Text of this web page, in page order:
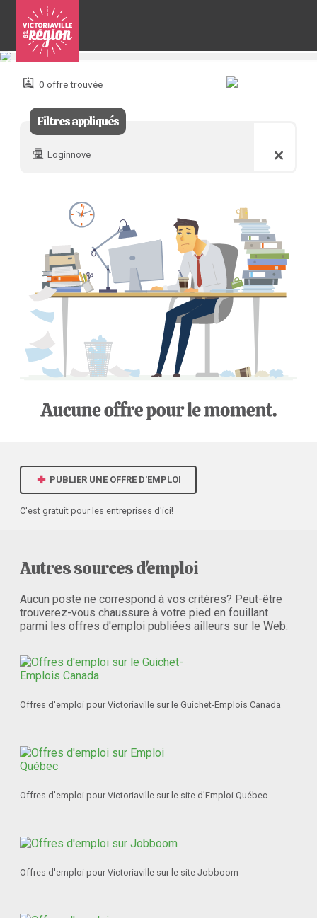
Pour
joindre 0 offre trouvée
Filtres appliqués
Loginnove
PUBLIER UNE OFFRE D'EMPLOI
C'est gratuit pour les entreprises d'ici!
Autres sources d'emploi
Aucun poste ne correspond à vos critères? Peut-être
trouverez-vous chaussure à votre pied en fouillant
parmi les offres d'emploi publiées ailleurs sur le Web.
Offres d'emploi pour Victoriaville sur le Guichet-Emplois Canada
Offres d'emploi pour Victoriaville sur le site d'Emploi Québec
Offres d'emploi pour Victoriaville sur le site Jobboom